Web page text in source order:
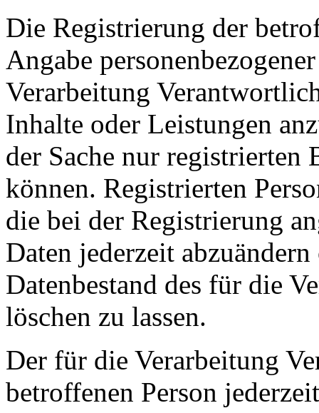
Die Registrierung der
Angabe
Verarbeitung
Inhalte oder Leistungen
der Sache nur registrierten
können. Registrierten
die bei der Registrierung
Daten jederzeit
Datenbestand des für die
löschen zu lassen.
Der für die Verarbeitung
betroffenen Person